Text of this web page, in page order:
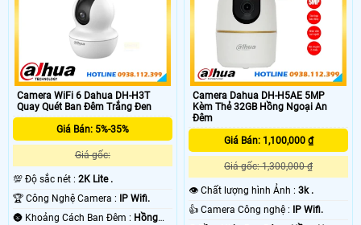
Camera WiFi 6 Dahua DH-H3T
Quay Quét Ban Đêm Trắng Đen
Giá Bán: 5%-35%
Giá gốc:
💯 Độ sắc nét : 2K Lite .
🏆 Công Nghệ Camera : IP Wifi.
🌚 Khoảng Cách Ban Đêm : Hồng
Camera Dahua DH-H5AE 5MP
Kèm Thẻ 32GB Hồng Ngoại An
Đêm
Giá Bán: 1,100,000 ₫
Giá gốc: 1,300,000 ₫
👁 Chất lượng hình Ảnh :3k .
👍 Camera Công nghệ : IP Wifi.